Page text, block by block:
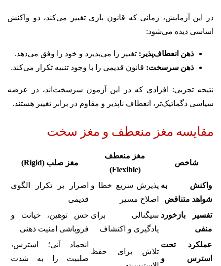
در این آزمایش، زمانی که قانون بازی تغییر می‌کند، دو واکنش
اساسی دیده می‌شود:
ذهن انعطاف‌پذیر: تغییر را می‌پذیرد و خود را وفق می‌دهد.
ذهن سرسخت: قانون قدیمی را با وجود تنبیه تکرار می‌کند.
نتیجه تجربی: افرادی که در این آزمون سرسخت‌اند، در عرصه
سیاسی دگماتیک‌تر، انعطاف ناپذیر و مقاوم‌ در برابر تغییر هستند.
مقایسه مغز منعطف و مغز سخت
شاخص
مغز منعطف
(Flexible)
مغز صلب (Rigid)
واکنش به
شواهد متناقض
پذیرش سریع خطا و
اصلاح مسیر
اصرار بر تکرار الگوی
قدیمی
تفسیر بازخورد
منفی
سیگنالی برای
یادگیری و اکتشاف
حس توهین، خیانت و
فروپاشی امنیت ذهنی
عملکرد تحت
استرس و
تلاش برای حفظ
انجماد آنی؛ استرس،
صلبیت را به شدت